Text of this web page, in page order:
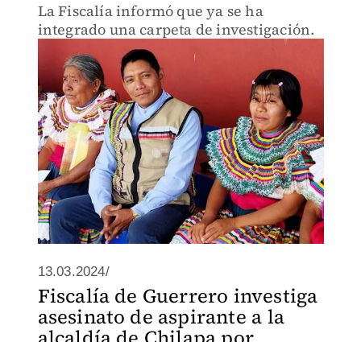
La Fiscalía informó que ya se ha
integrado una carpeta de investigación.
13.03.2024/
Fiscalía de Guerrero investiga
asesinato de aspirante a la